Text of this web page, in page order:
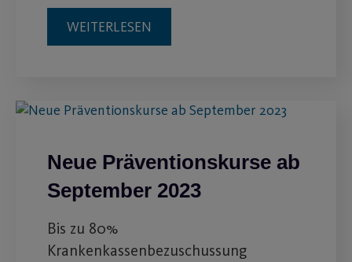
WEITERLESEN
Neue Präventionskurse ab
September 2023
Bis zu 80%
Krankenkassenbezuschussung